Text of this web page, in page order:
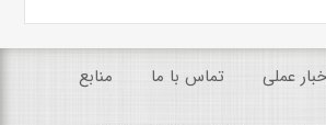
عملی تماس با ما منابع